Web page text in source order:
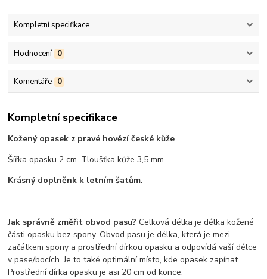
Kompletní specifikace
Hodnocení 0
Komentáře 0
Kompletní specifikace
Kožený opasek z pravé hovězí české kůže.
Šířka opasku 2 cm. Tloušťka kůže 3,5 mm.
Krásný doplněnk k letním šatům.
Jak správně změřit obvod pasu?Celková délka je délka kožené
části opasku bez spony. Obvod pasu je délka, která je mezi
začátkem spony a prostřední dírkou opasku a odpovídá vaší délce
v pase/bocích. Je to také optimální místo, kde opasek zapínat.
Prostřední dírka opasku je asi 20 cm od konce.